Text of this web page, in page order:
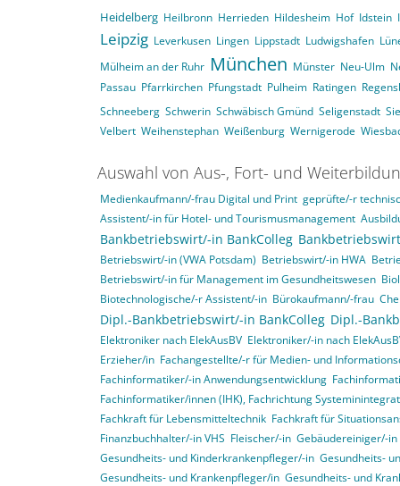
Heidelberg Heilbronn Herrieden Hildesheim Hof Idstein
Leipzig Leverkusen Lingen Lippstadt Ludwigshafen
Mülheim an der Ruhr München Münster Neu-Ulm
Passau Pfarrkirchen Pfungstadt Pulheim Ratingen
Schneeberg Schwerin Schwäbisch Gmünd Seligenstadt
Velbert Weihenstephan Weißenburg Wernigerode
Auswahl von Aus-, Fort- und
Medienkaufmann/-frau Digital und Print geprüfte/-r
Assistent/-in für Hotel- und Tourismusmanagement
Bankbetriebswirt/-in BankColleg
Betriebswirt/-in (VWA Potsdam) Betriebswirt/-in HWA
Betriebswirt/-in für Management im Gesundheitswesen
Biotechnologische/-r Assistent/-in Bürokaufmann/-frau
Dipl.-Bankbetriebswirt/-in BankColleg Dipl.-
Elektroniker nach ElekAusBV Elektroniker/-in nach
Erzieher/in Fachangestellte/-r für Medien- und
Fachinformatiker/-in Anwendungsentwicklung
Fachinformatiker/innen (IHK), Fachrichtung
Fachkraft für Lebensmitteltechnik Fachkraft für
Finanzbuchhalter/-in VHS Fleischer/-in Gebäudereiniger/-in
Gesundheits- und Kinderkrankenpfleger/-in Gesundheits-
Gesundheits- und Krankenpfleger/in Gesundheits- und